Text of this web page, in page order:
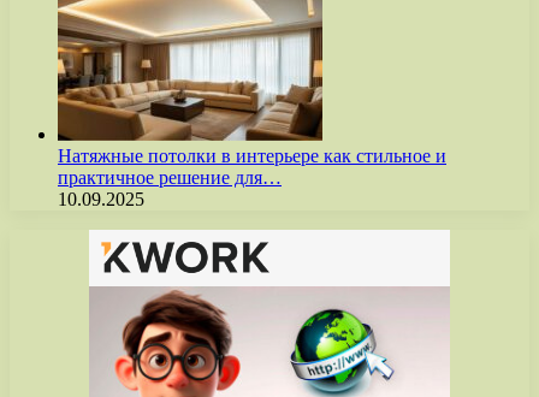
Натяжные потолки в интерьере как стильное и
практичное решение для…
10.09.2025